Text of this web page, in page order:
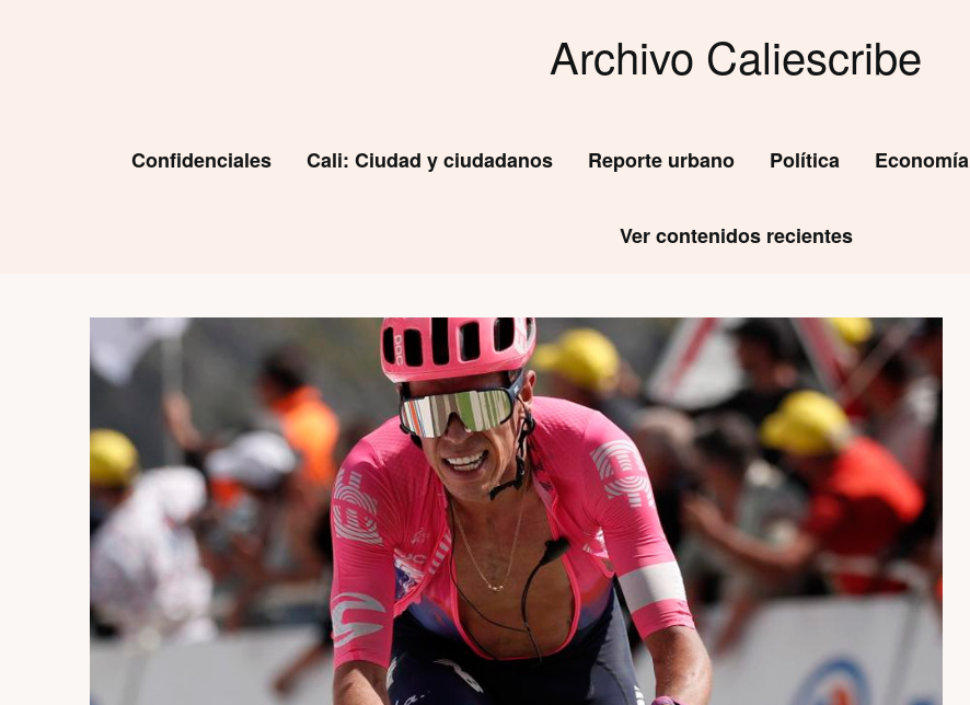
Archivo Caliescribe
Confidenciales Cali: Ciudad y ciudadanos Reporte urbano Política Economía
Ver contenidos recientes